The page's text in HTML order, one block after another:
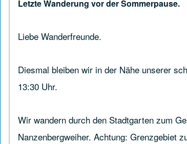
Letzte Wanderung vor der Sommerpause.
Liebe Wanderfreunde.
Diesmal bleiben wir in der Nähe unserer
13:30 Uhr.
Wir wandern durch den Stadtgarten zum
Nanzenbergweiher. Achtung: Grenzgebiet